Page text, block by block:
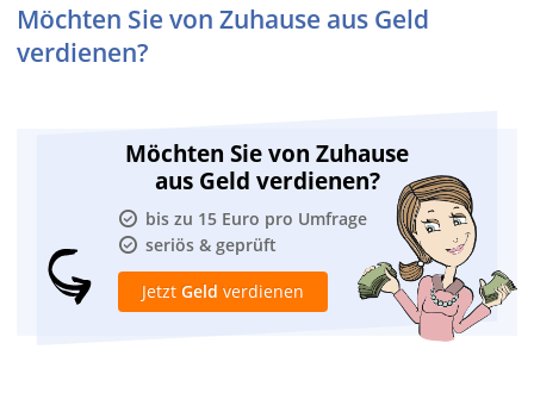
Möchten Sie von Zuhause aus Geld
verdienen?
Möchten Sie von Zuhause
aus Geld verdienen?
bis zu 15 Euro pro Umfrage
seriös & geprüft
Jetzt Geld verdienen